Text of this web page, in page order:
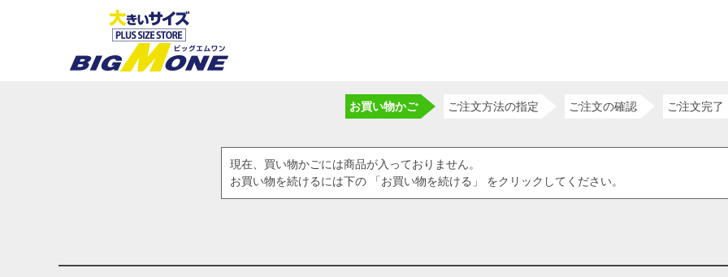
お買い物かご ご注文方法の指定 ご注文の確認 ご注文完了
現在、買い物かごには商品が入っておりません。
お買い物を続けるには下の 「お買い物を続ける」 をクリックしてください。